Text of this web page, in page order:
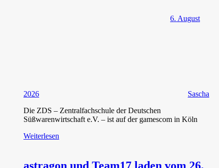
6. August
2026
Sascha
Die ZDS – Zentralfachschule der Deutschen
Süßwarenwirtschaft e.V. – ist auf der gamescom in Köln
Weiterlesen
astragon und Team17 laden vom 26.